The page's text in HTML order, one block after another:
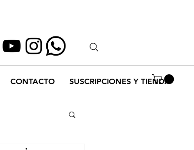
CONTACTO SUSCRIPCIONES Y TIENDA